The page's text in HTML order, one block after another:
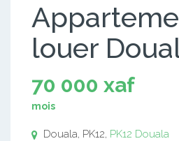
louer
70 000 xaf
mois
Douala, PK12, PK12 Douala